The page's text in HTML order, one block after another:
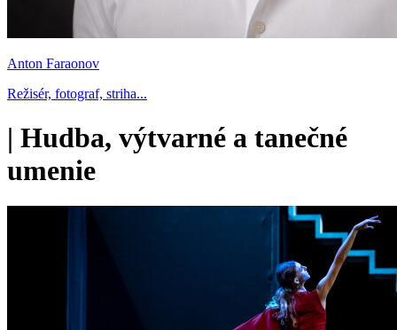
Anton Faraonov
Režisér, fotograf, striha...
| Hudba, výtvarné a tanečné
umenie